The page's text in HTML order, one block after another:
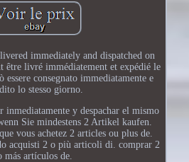
immediately and dispatched on
être livré immédiatement et expédié le
consegnato immediatamente e
lo stesso giorno.
inmediatamente y despachar el mismo
Sie mindestens 2 Artikel kaufen.
vous achetez 2 articles ou plus de.
acquisti 2 o più articoli di. comprar 2
más artículos de.